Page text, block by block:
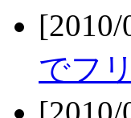
でフ